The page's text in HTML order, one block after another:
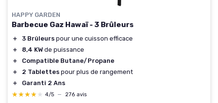
HAPPY GARDEN
Barbecue Gaz Hawaï - 3 Brûleurs
＋ 3 Brûleurs pour une cuisson efficace
＋
8,4 KW de puissance
＋
Compatible Butane/Propane
＋
2 Tablettes pour plus de rangement
＋
Garanti 2 Ans
★★★★★
★★★★★ 4/5 — 276 avis